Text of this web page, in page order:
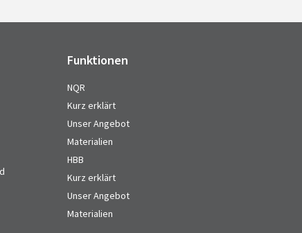
Funktionen
NQR
Kurz erklärt
Unser Angebot
Materialien
HBB
Kurz erklärt
Unser Angebot
Materialien